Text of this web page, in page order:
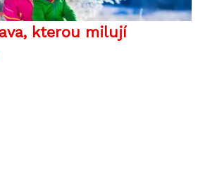
kterou milují